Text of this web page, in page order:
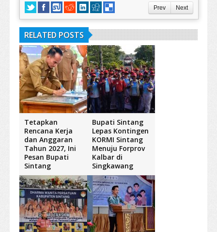
Prev Next
RELATED POSTS
Tetapkan
Rencana Kerja
dan Anggaran
Tahun 2027, Ini
Pesan Bupati
Sintang
Bupati Sintang
Lepas Kontingen
KORMI Sintang
Menuju Forprov
Kalbar di
Singkawang